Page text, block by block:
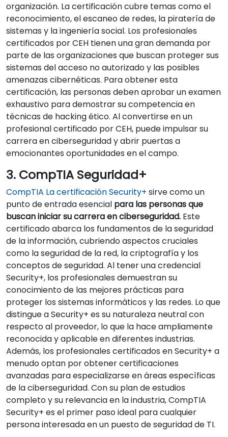
organización. La certificación cubre temas como el
reconocimiento, el escaneo de redes, la piratería de
sistemas y la ingeniería social. Los profesionales
certificados por CEH tienen una gran demanda por
parte de las organizaciones que buscan proteger sus
sistemas del acceso no autorizado y las posibles
amenazas cibernéticas. Para obtener esta
certificación, las personas deben aprobar un examen
exhaustivo para demostrar su competencia en
técnicas de hacking ético. Al convertirse en un
profesional certificado por CEH, puede impulsar su
carrera en ciberseguridad y abrir puertas a
emocionantes oportunidades en el campo.
3. CompTIA Seguridad+
CompTIA La certificación Security+ sirve como un
punto de entrada esencial para las personas que
buscan iniciar su carrera en ciberseguridad. Este
certificado abarca los fundamentos de la seguridad
de la información, cubriendo aspectos cruciales
como la seguridad de la red, la criptografía y los
conceptos de seguridad. Al tener una credencial
Security+, los profesionales demuestran su
conocimiento de las mejores prácticas para
proteger los sistemas informáticos y las redes. Lo que
distingue a Security+ es su naturaleza neutral con
respecto al proveedor, lo que la hace ampliamente
reconocida y aplicable en diferentes industrias.
Además, los profesionales certificados en Security+ a
menudo optan por obtener certificaciones
avanzadas para especializarse en áreas específicas
de la ciberseguridad. Con su plan de estudios
completo y su relevancia en la industria, CompTIA
Security+ es el primer paso ideal para cualquier
persona interesada en un puesto de seguridad de TI.